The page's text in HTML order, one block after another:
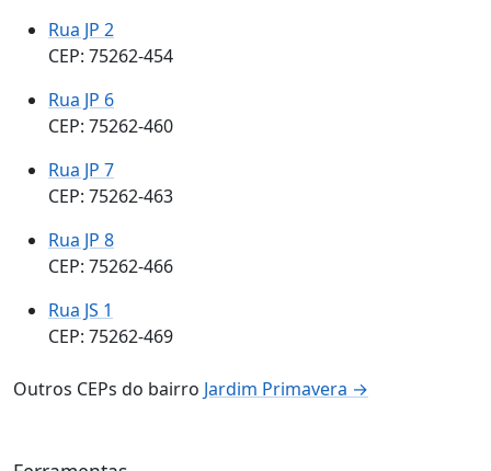
Rua JP 2
CEP: 75262-454
Rua JP 6
CEP: 75262-460
Rua JP 7
CEP: 75262-463
Rua JP 8
CEP: 75262-466
Rua JS 1
CEP: 75262-469
Outros CEPs do bairro Jardim Primavera →